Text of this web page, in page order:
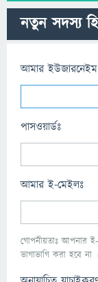
নতুন সদস্য
আমার ইউজারনেইম
পাসওয়ার্ডঃ
আমার ই-মেইলঃ
গোপনীয়তাঃ আপনার ই-
ভাগাভাগি করা হবে না ।